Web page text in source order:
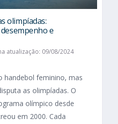
olimpíadas:
e
atualização: 09/08/2024
handebol feminino, mas
as olimpíadas. O
olímpico desde
em 2000. Cada